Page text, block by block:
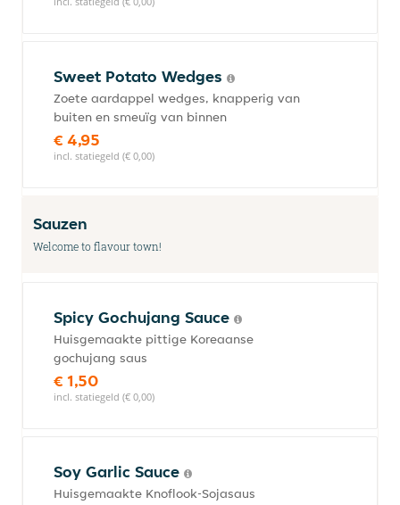
Sweet Potato Wedges
Zoete aardappel wedges, knapperig van
buiten en smeuïg van binnen
€ 4,95
incl. statiegeld (€ 0,00)
Sauzen
Welcome to flavour town!
Spicy Gochujang Sauce
Huisgemaakte pittige Koreaanse
gochujang saus
€ 1,50
incl. statiegeld (€ 0,00)
Soy Garlic Sauce
Huisgemaakte Knoflook-Sojasaus